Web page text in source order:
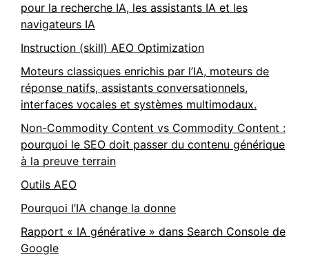
pour la recherche IA, les assistants IA et les
navigateurs IA
Instruction (skill) AEO Optimization
Moteurs classiques enrichis par l’IA, moteurs de
réponse natifs, assistants conversationnels,
interfaces vocales et systèmes multimodaux.
Non-Commodity Content vs Commodity Content :
pourquoi le SEO doit passer du contenu générique
à la preuve terrain
Outils AEO
Pourquoi l’IA change la donne
Rapport « IA générative » dans Search Console de
Google